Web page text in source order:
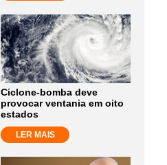
Ciclone-bomba deve
provocar ventania em oito
estados
LER MAIS